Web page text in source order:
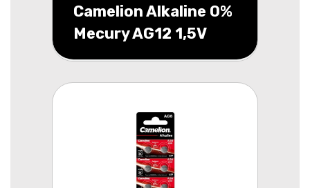
Camelion Alkaline 0%
Mecury AG12 1,5V
blister 2